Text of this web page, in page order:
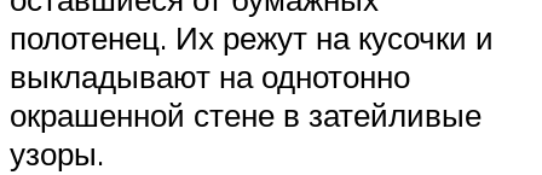
полотенец. Их режут на кусочки и
выкладывают на однотонно
окрашенной стене в затейливые
узоры.